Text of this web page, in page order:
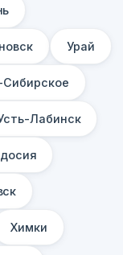
Урай
Сибирское
Лабинск
Химки